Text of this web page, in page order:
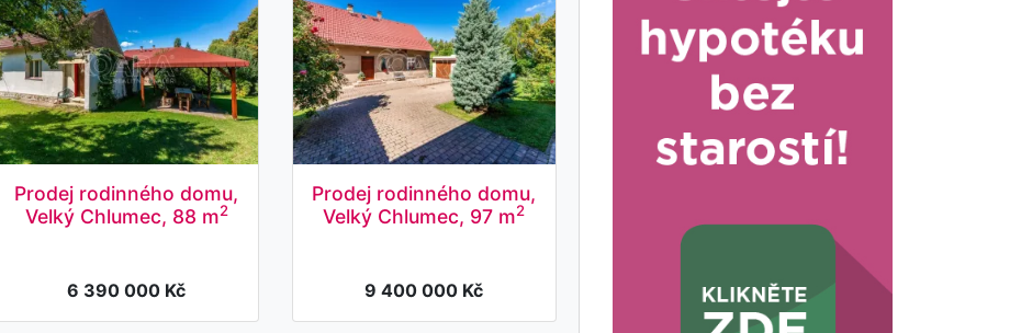
Prodej rodinného domu,
Velký Chlumec, 88 m2
6 390 000 Kč
Prodej rodinného domu,
Velký Chlumec, 97 m2
9 400 000 Kč